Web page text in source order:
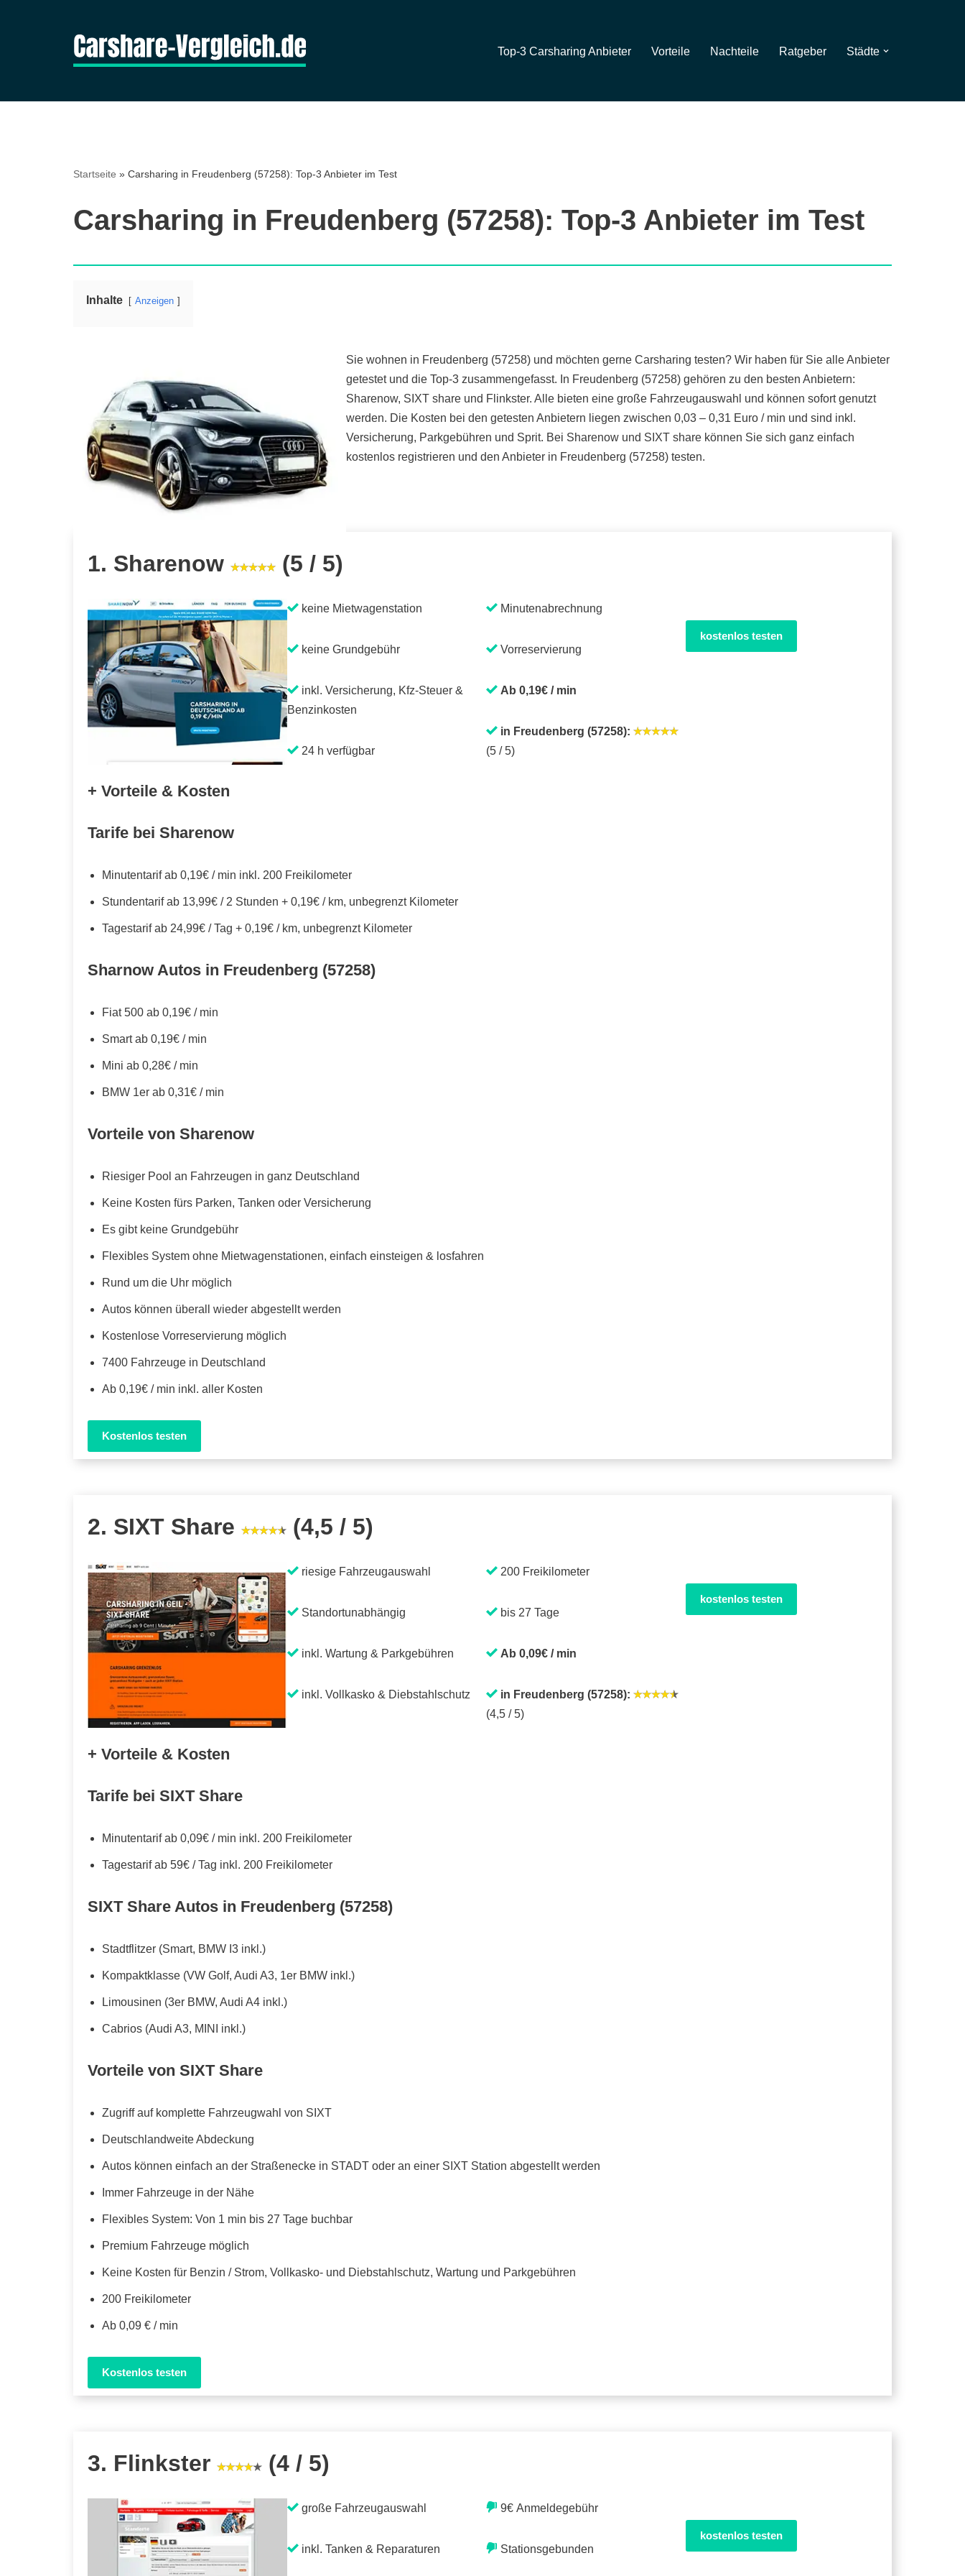
Top-3 Carsharing Anbieter Vorteile Nachteile Ratgeber Städte
Startseite » Carsharing in Freudenberg (57258): Top-3 Anbieter im Test
Carsharing in Freudenberg (57258): Top-3 Anbieter im Test
Inhalte Anzeigen
Sie wohnen in Freudenberg (57258) und möchten gerne Carsharing testen? Wir haben für Sie alle Anbieter
getestet und die Top-3 zusammengefasst. In Freudenberg (57258) gehören zu den besten Anbietern:
Sharenow, SIXT share und Flinkster. Alle bieten eine große Fahrzeugauswahl und können sofort genutzt
werden. Die Kosten bei den getesten Anbietern liegen zwischen 0,03 – 0,31 Euro / min und sind inkl.
Versicherung, Parkgebühren und Sprit. Bei Sharenow und SIXT share können Sie sich ganz einfach
kostenlos registrieren und den Anbieter in Freudenberg (57258) testen.
1. Sharenow (5 / 5)
keine Mietwagenstation
keine Grundgebühr
inkl. Versicherung, Kfz-Steuer &
Benzinkosten
24 h verfügbar
Minutenabrechnung
Vorreservierung
Ab 0,19€ / min
in Freudenberg (57258):
(5 / 5)
kostenlos testen
+ Vorteile & Kosten
Tarife bei Sharenow
Minutentarif ab 0,19€ / min inkl. 200 Freikilometer
Stundentarif ab 13,99€ / 2 Stunden + 0,19€ / km, unbegrenzt Kilometer
Tagestarif ab 24,99€ / Tag + 0,19€ / km, unbegrenzt Kilometer
Sharnow Autos in Freudenberg (57258)
Fiat 500 ab 0,19€ / min
Smart ab 0,19€ / min
Mini ab 0,28€ / min
BMW 1er ab 0,31€ / min
Vorteile von Sharenow
Riesiger Pool an Fahrzeugen in ganz Deutschland
Keine Kosten fürs Parken, Tanken oder Versicherung
Es gibt keine Grundgebühr
Flexibles System ohne Mietwagenstationen, einfach einsteigen & losfahren
Rund um die Uhr möglich
Autos können überall wieder abgestellt werden
Kostenlose Vorreservierung möglich
7400 Fahrzeuge in Deutschland
Ab 0,19€ / min inkl. aller Kosten
Kostenlos testen
2. SIXT Share (4,5 / 5)
riesige Fahrzeugauswahl
Standortunabhängig
inkl. Wartung & Parkgebühren
inkl. Vollkasko & Diebstahlschutz
200 Freikilometer
bis 27 Tage
Ab 0,09€ / min
in Freudenberg (57258):
(4,5 / 5)
kostenlos testen
+ Vorteile & Kosten
Tarife bei SIXT Share
Minutentarif ab 0,09€ / min inkl. 200 Freikilometer
Tagestarif ab 59€ / Tag inkl. 200 Freikilometer
SIXT Share Autos in Freudenberg (57258)
Stadtflitzer (Smart, BMW I3 inkl.)
Kompaktklasse (VW Golf, Audi A3, 1er BMW inkl.)
Limousinen (3er BMW, Audi A4 inkl.)
Cabrios (Audi A3, MINI inkl.)
Vorteile von SIXT Share
Zugriff auf komplette Fahrzeugwahl von SIXT
Deutschlandweite Abdeckung
Autos können einfach an der Straßenecke in STADT oder an einer SIXT Station abgestellt werden
Immer Fahrzeuge in der Nähe
Flexibles System: Von 1 min bis 27 Tage buchbar
Premium Fahrzeuge möglich
Keine Kosten für Benzin / Strom, Vollkasko- und Diebstahlschutz, Wartung und Parkgebühren
200 Freikilometer
Ab 0,09 € / min
Kostenlos testen
3. Flinkster (4 / 5)
große Fahrzeugauswahl
inkl. Tanken & Reparaturen
9€ Anmeldegebühr
Stationsgebunden
kostenlos testen